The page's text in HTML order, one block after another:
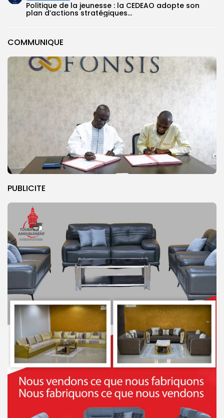
COMMUNIQUE
PUBLICITE
Politique de la jeunesse : la CEDEAO adopte son
plan d’actions stratégiques...